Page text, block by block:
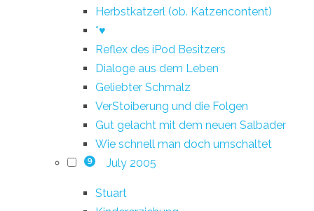
Herbstkatzerl (ob. Katzencontent)
*♥
Reflex des iPod Besitzers
Dialoge aus dem Leben
Geliebter Schmalz
VerStoiberung und die Folgen
Gut gelacht mit dem neuen Salbader
Wie schnell man doch umschaltet
9 July 2005
Stuart